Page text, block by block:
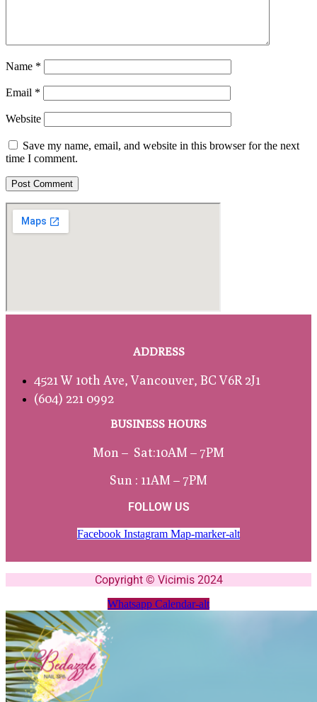
Name *
Email *
Website
Save my name, email, and website in this browser for the next
time I comment.
ADDRESS
4521 W 10th Ave, Vancouver, BC V6R 2J1
(604) 221 0992
BUSINESS HOURS
Mon – Sat:10AM – 7PM
Sun : 11AM – 7PM
FOLLOW US
Facebook Instagram Map-marker-alt
Copyright © Vicimis 2024
Whatsapp Calendar-alt